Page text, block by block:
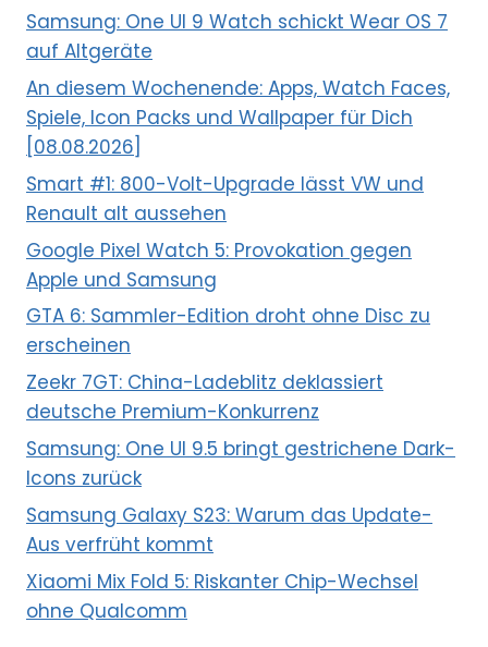
Samsung: One UI 9 Watch schickt Wear OS 7
auf Altgeräte
An diesem Wochenende: Apps, Watch Faces,
Spiele, Icon Packs und Wallpaper für Dich
[08.08.2026]
Smart #1: 800-Volt-Upgrade lässt VW und
Renault alt aussehen
Google Pixel Watch 5: Provokation gegen
Apple und Samsung
GTA 6: Sammler-Edition droht ohne Disc zu
erscheinen
Zeekr 7GT: China-Ladeblitz deklassiert
deutsche Premium-Konkurrenz
Samsung: One UI 9.5 bringt gestrichene Dark-
Icons zurück
Samsung Galaxy S23: Warum das Update-
Aus verfrüht kommt
Xiaomi Mix Fold 5: Riskanter Chip-Wechsel
ohne Qualcomm